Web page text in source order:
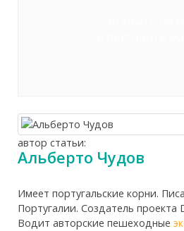
автор статьи:
Альберто Чудов
Имеет португальские корни.
Португалии. Создатель проекта
Водит авторские пешеходные